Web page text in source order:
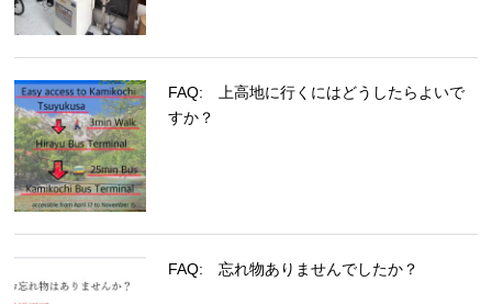
FAQ: 上高地に行くにはどうしたらよいで
すか？
FAQ: 忘れ物ありませんでしたか？